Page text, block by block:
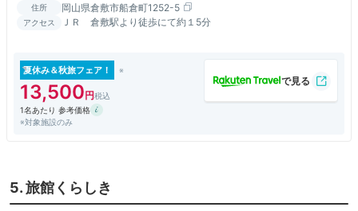
住所 岡山県倉敷市船倉町1252-5
アクセス ＪＲ 倉敷駅より徒歩にて約１5分
夏休み＆秋旅フェア！
13,500
1名あたり 参考価格
※対象施設のみ
5. 旅館くらしき